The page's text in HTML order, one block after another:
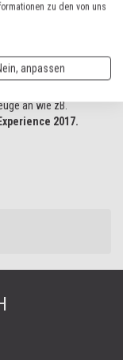
an wie zB.
2017.
zu den von uns
anpassen